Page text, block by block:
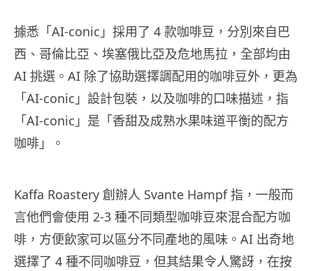
據悉「AI-conic」採用了 4 款咖啡豆，分別來自巴
西、哥倫比亞、埃塞俄比亞及危地馬拉，全部均由
AI 挑選。AI 除了協助選擇調配用的咖啡豆外，更為
「AI-conic」設計包裝，以及咖啡的口味描述，指
「AI-conic」是「香甜及成熟水果味道平衡的配方
咖啡」。
Kaffa Roastery 創辦人 Svante Hampf 指，一般而
言他們會使用 2-3 種不同類型咖啡豆來混合配方咖
啡，方便飲家可以區分不同產地的風味。AI 出奇地
選擇了 4 種不同咖啡豆，但其結果令人驚訝，在按